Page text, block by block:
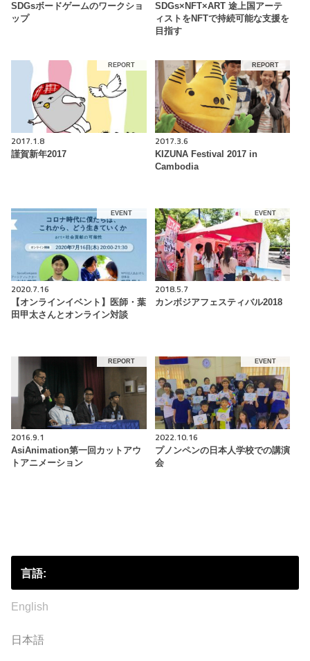
SDGsボードゲームのワークショ
ップ
SDGs×NFT×ART 途上国アーテ
ィストをNFTで持続可能な支援を
目指す
REPORT
2017.1.8
謹賀新年2017
REPORT
2017.3.6
KIZUNA Festival 2017 in
Cambodia
EVENT
2020.7.16
【オンラインイベント】医師・葉
田甲太さんとオンライン対談
EVENT
2018.5.7
カンボジアフェスティバル2018
REPORT
2016.9.1
AsiAnimation第一回カットアウ
トアニメーション
EVENT
2022.10.16
プノンペンの日本人学校での講演
会
言語:
English
日本語